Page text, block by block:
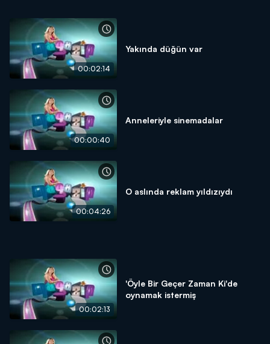
00:02:14
Yakında düğün var
00:00:40
Anneleriyle sinemadalar
00:04:26
O aslında reklam yıldızıydı
00:02:13
'Öyle Bir Geçer Zaman Ki'de
oynamak istermiş